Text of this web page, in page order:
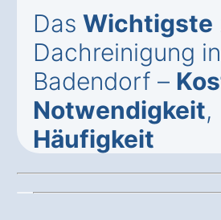
Das Wichtigste
Dachreinigung in
Badendorf –
Notwendigkeit,
Häufigkeit